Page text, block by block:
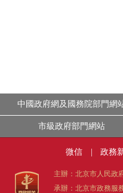
中國政府網及國務院部門網
市級政府部門網站
微信 政務
主辦：北京市人民政
承辦：北京市政務服